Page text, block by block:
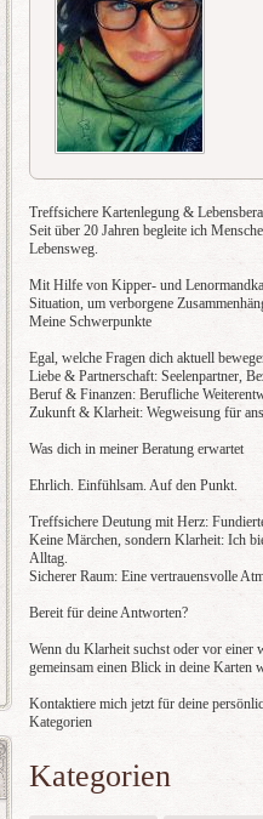
Treffsichere Kartenlegung &
Seit über 20 Jahren begleite ich
Lebensweg.
Mit Hilfe von Kipper- und
Situation, um verborgene
Meine Schwerpunkte
Egal, welche Fragen dich aktuell
Liebe & Partnerschaft: Seelenpartner,
Beruf & Finanzen: Berufliche
Zukunft & Klarheit: Wegweisung für
Was dich in meiner Beratung erwartet
Ehrlich. Einfühlsam. Auf den Punkt.
Treffsichere Deutung mit Herz:
Keine Märchen, sondern Klarheit: Ich
Alltag.
Sicherer Raum: Eine vertrauensvolle
Bereit für deine Antworten?
Wenn du Klarheit suchst oder vor einer
gemeinsam einen Blick in deine Karten
Kontaktiere mich jetzt für deine
Kategorien
Kategorien